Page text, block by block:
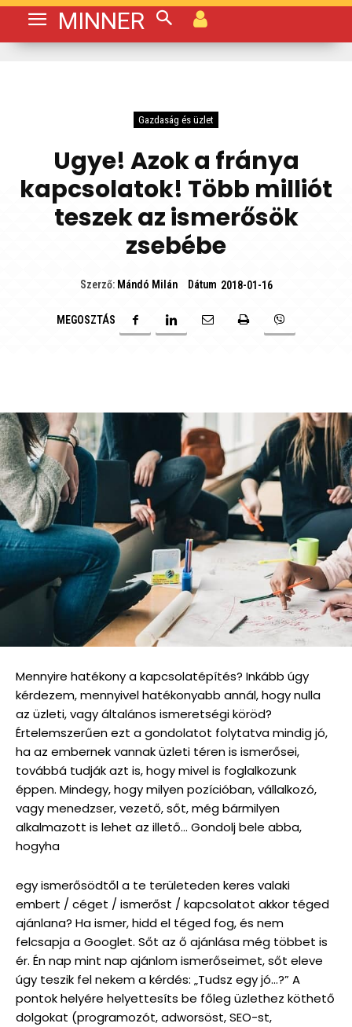
MINNER
Gazdaság és üzlet
Ugye! Azok a fránya
kapcsolatok! Több milliót
teszek az ismerősök
zsebébe
Szerző: Mándó Milán Dátum 2018-01-16
MEGOSZTÁS
Mennyire hatékony a kapcsolatépítés? Inkább úgy
kérdezem, mennyivel hatékonyabb annál, hogy nulla
az üzleti, vagy általános ismeretségi köröd?
Értelemszerűen ezt a gondolatot folytatva mindig jó,
ha az embernek vannak üzleti téren is ismerősei,
továbbá tudják azt is, hogy mivel is foglalkozunk
éppen. Mindegy, hogy milyen pozícióban, vállalkozó,
vagy menedzser, vezető, sőt, még bármilyen
alkalmazott is lehet az illető… Gondolj bele abba,
hogyha
egy ismerősödtől a te területeden keres valaki
embert / céget / ismerőst / kapcsolatot akkor téged
ajánlana? Ha ismer, hidd el téged fog, és nem
felcsapja a Googlet. Sőt az ő ajánlása még többet is
ér. Én nap mint nap ajánlom ismerőseimet, sőt eleve
úgy teszik fel nekem a kérdés: „Tudsz egy jó…?” A
pontok helyére helyettesíts be főleg üzlethez köthető
dolgokat (programozót, adworsöst, SEO-st,